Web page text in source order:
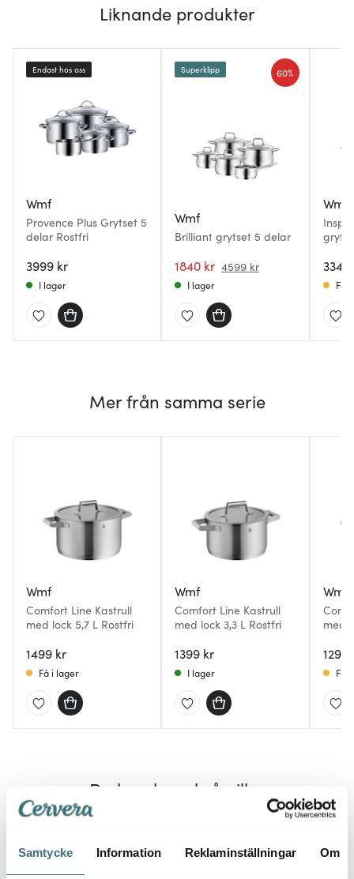
Samtycke Information Reklaminställningar Om
Liknande produkter
Wmf
Provence Plus Grytset 5
delar Rostfri
3999 kr
Endast hos oss
I lager
Wmf
Brilliant grytset 5 delar
1840 kr 4599 kr
60%
Superklipp
I lager
Wmf
3349
Få
Mer från samma serie
Wmf
Comfort Line Kastrull
med lock 5,7 L Rostfri
1499 kr
Få i lager
Wmf
Comfort Line Kastrull
med lock 3,3 L Rostfri
1399 kr
I lager
Wmf
med
1299
Få
Du kanske också gillar